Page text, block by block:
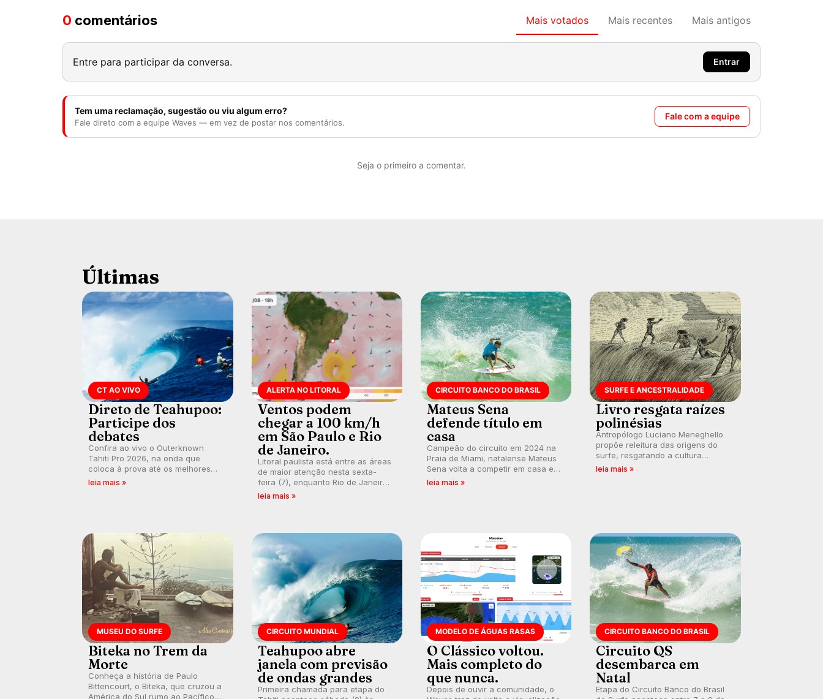
0 comentários Mais votados Mais recentes Mais antigos
Entre para participar da conversa. Entrar
Tem uma reclamação, sugestão ou viu algum erro?
Fale direto com a equipe Waves — em vez de postar nos comentários.
Fale com a equipe
Seja o primeiro a comentar.
Últimas
CT AO VIVO
Direto de Teahupoo:
Participe dos
debates
Confira ao vivo o Outerknown
Tahiti Pro 2026, na onda que
coloca à prova até os melhores
surfistas do mundo. E participe dos
leia mais »
ALERTA NO LITORAL
Ventos podem
chegar a 100 km/h
em São Paulo e Rio
de Janeiro.
Litoral paulista está entre as áreas
de maior atenção nesta sexta-
feira (7), enquanto Rio de Janeiro
também recebe alerta para ventos
leia mais »
CIRCUITO BANCO DO BRASIL
Mateus Sena
defende título em
casa
Campeão do circuito em 2024 na
Praia de Miami, natalense Mateus
Sena volta a competir em casa em
busca de manter a hegemonia
leia mais »
SURFE E ANCESTRALIDADE
Livro resgata raízes
polinésias
Antropólogo Luciano Meneghello
propõe releitura das origens do
surfe, resgatando a cultura
polinésia e questionando a visão
leia mais »
MUSEU DO SURFE
Biteka no Trem da
Morte
Conheça a história de Paulo
Bittencourt, o Biteka, que cruzou a
América do Sul rumo ao Pacífico
CIRCUITO MUNDIAL
Teahupoo abre
janela com previsão
de ondas grandes
Primeira chamada para etapa do
MODELO DE ÁGUAS RASAS
O Clássico voltou.
Mais completo do
que nunca.
Depois de ouvir a comunidade, o
CIRCUITO BANCO DO BRASIL
Circuito QS
desembarca em
Natal
Etapa do Circuito Banco do Brasil